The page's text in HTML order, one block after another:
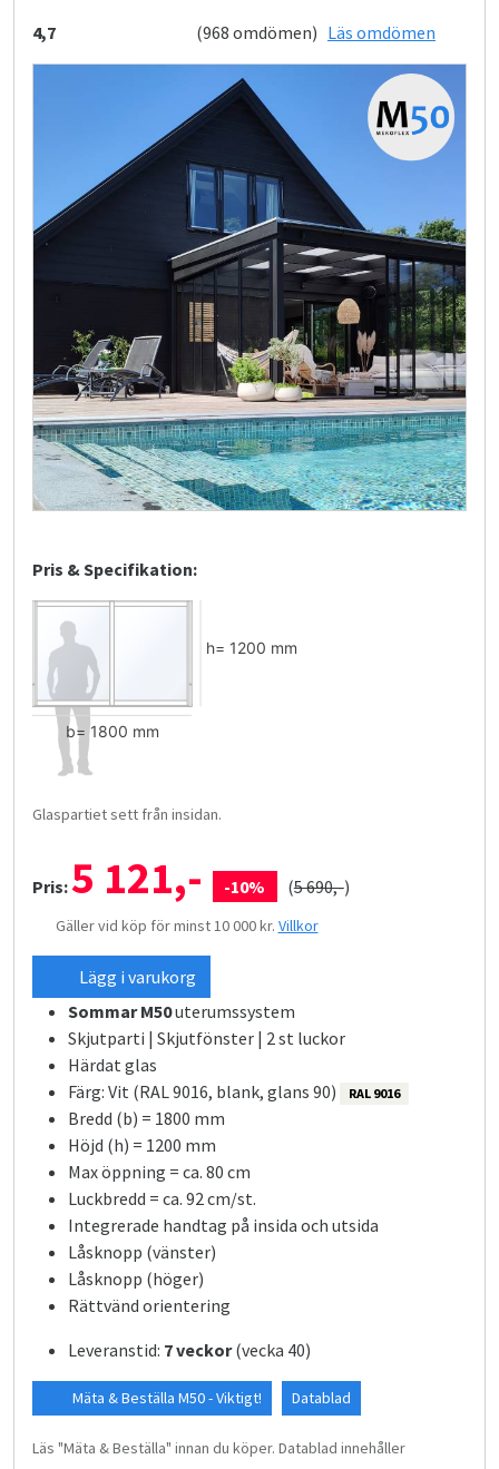
4,7
(968 omdömen) Läs omdömen
Pris & Specifikation:
Glaspartiet sett från insidan.
Pris:5 121,- -10% (5 690,-)
Gäller vid köp för minst 10 000 kr. Villkor
Lägg i varukorg
Sommar M50uterumssystem
Skjutparti | Skjutfönster | 2 st luckor
Härdat glas
Färg: Vit (RAL 9016, blank, glans 90)
RAL 9016
Bredd (b) = 1800 mm
Höjd (h) = 1200 mm
Max öppning = ca. 80 cm
Luckbredd = ca. 92 cm/st.
Integrerade handtag på insida och utsida
Låsknopp (vänster)
Låsknopp (höger)
Rättvänd orientering
Leveranstid: 7 veckor(vecka 40)
Mäta & Beställa M50 - Viktigt! Datablad
Läs "Mäta & Beställa" innan du köper. Datablad innehåller